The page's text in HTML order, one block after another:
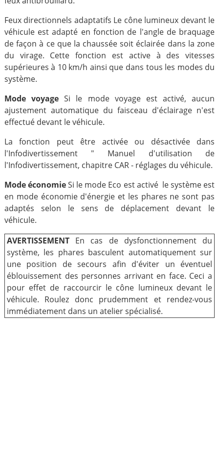
Feux directionnels adaptatifs Le cône lumineux devant le
véhicule est adapté en fonction de l'angle de braquage
de façon à ce que la chaussée soit éclairée dans la zone
du virage. Cette fonction est active à des vitesses
supérieures à 10 km/h ainsi que dans tous les modes du
système.
Mode voyageSi le mode voyage est activé, aucun
ajustement automatique du faisceau d'éclairage n'est
effectué devant le véhicule.
La fonction peut être activée ou désactivée dans
l'Infodivertissement " Manuel d'utilisation de
l'Infodivertissement, chapitre CAR - réglages du véhicule.
Mode économieSi le mode Eco est activé le système est
en mode économie d'énergie et les phares ne sont pas
adaptés selon le sens de déplacement devant le
véhicule.
AVERTISSEMENT En cas de dysfonctionnement du
système, les phares basculent automatiquement sur
une position de secours afin d'éviter un éventuel
éblouissement des personnes arrivant en face. Ceci a
pour effet de raccourcir le cône lumineux devant le
véhicule. Roulez donc prudemment et rendez-vous
immédiatement dans un atelier spécialisé.